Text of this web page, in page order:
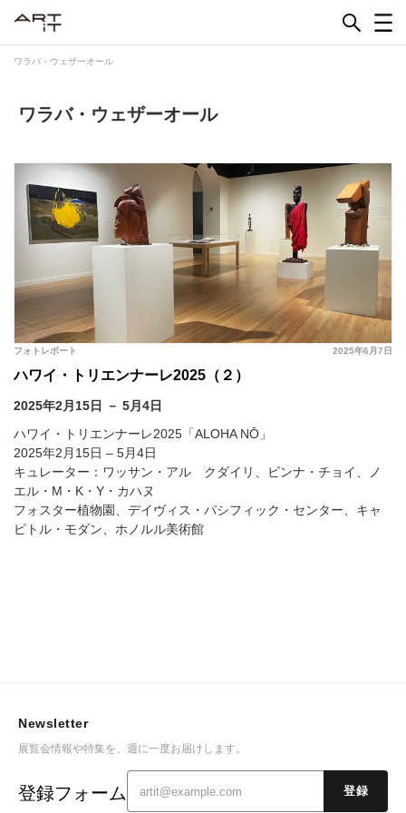
ワラバ・ウェザーオール
ワラバ・ウェザーオール
2025年6月7日
フォトレポート
ハワイ・トリエンナーレ2025（２）
2025年2月15日 － 5月4日
ハワイ・トリエンナーレ2025「ALOHA NŌ」
2025年2月15日 – 5月4日
キュレーター：ワッサン・アル゠クダイリ、ビンナ・チョイ、ノ
エル・M・K・Y・カハヌ
フォスター植物園、デイヴィス・パシフィック・センター、キャ
ピトル・モダン、ホノルル美術館
Newsletter
展覧会情報や特集を、週に一度お届けします。
登録フォーム 登録